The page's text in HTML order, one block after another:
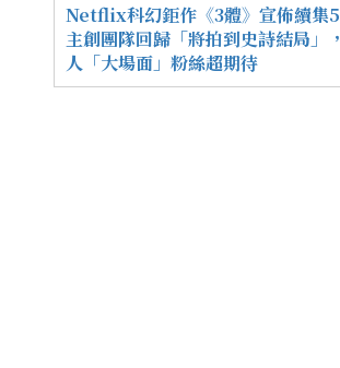
Netflix科幻鉅作《3體》宣佈續集5
主創團隊回歸「將拍到史詩結局」
人「大場面」粉絲超期待